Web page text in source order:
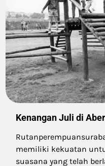
Kenangan Juli di
memiliki kekuatan
suasana yang telah